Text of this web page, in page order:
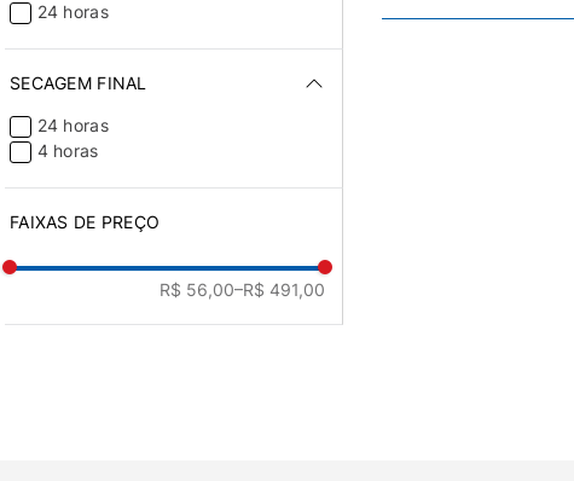
24 horas
SECAGEM FINAL
24 horas
4 horas
FAIXAS DE PREÇO
R$ 56,00–R$ 491,00